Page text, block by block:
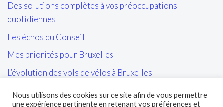
Des solutions complètes à vos préoccupations
quotidiennes
Les échos du Conseil
Mes priorités pour Bruxelles
L’évolution des vols de vélos à Bruxelles
Les tags/affiches/autocollants perturbant l’ordre public
et la cohésion sociale
Nous utilisons des cookies sur ce site afin de vous permettre
une expérience pertinente en retenant vos préférences et